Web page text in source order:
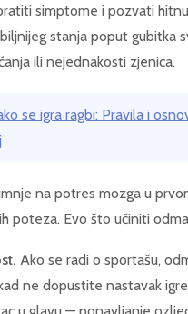
simptome i pozvati
stanja poput gubitka
ili nejednakosti zjenica.
se igra ragbi: Pravila i
na potres mozga u
poteza. Evo što učiniti
Ako se radi o sportašu,
ne dopustite nastavak